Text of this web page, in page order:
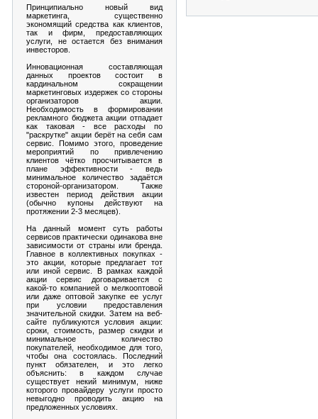
Принципиально новый вид
маркетинга, существенно
экономящий средства как клиентов,
так и фирм, предоставляющих
услуги, не остается без внимания
инвесторов.
Инновационная составляющая
данных проектов состоит в
кардинальном сокращении
маркетинговых издержек со стороны
организаторов акции.
Необходимость в формировании
рекламного бюджета акции отпадает
как таковая - все расходы по
"раскрутке" акции берёт на себя сам
сервис. Помимо этого, проведение
мероприятий по привлечению
клиентов чётко просчитывается в
плане эффективности - ведь
минимальное количество задаётся
стороной-организатором. Также
известен период действия акции
(обычно купоны действуют на
протяжении 2-3 месяцев).
На данный момент суть работы
сервисов практически одинакова вне
зависимости от страны или бренда.
Главное в коллективных покупках -
это акции, которые предлагает тот
или иной сервис. В рамках каждой
акции сервис договаривается с
какой-то компанией о мелкооптовой
или даже оптовой закупке ее услуг
при условии предоставления
значительной скидки. Затем на веб-
сайте публикуются условия акции:
сроки, стоимость, размер скидки и
минимальное количество
покупателей, необходимое для того,
чтобы она состоялась. Последний
пункт обязателен, и это легко
объяснить: в каждом случае
существует некий минимум, ниже
которого провайдеру услуги просто
невыгодно проводить акцию на
предложенных условиях.